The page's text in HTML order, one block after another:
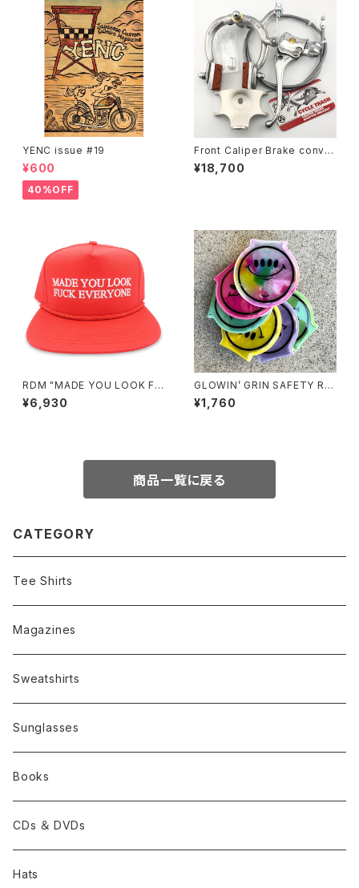
YENC issue #19
¥600
40%OFF
Front Caliper Brake conver
sion kit for Schwinn middl
eweight fork #b
¥18,700
RDM "MADE YOU LOOK FU
CK EVERYONE" hat
¥6,930
GLOWIN’ GRIN SAFETY RE
FLECTOR LIGHT, ver.2 by
Burrito Breath x Rubbish R
¥1,760
商品一覧に戻る
CATEGORY
Tee Shirts
Magazines
Sweatshirts
Sunglasses
Books
CDs ＆ DVDs
Hats